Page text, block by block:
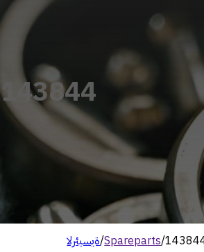
143844
الرئيسية/Spareparts/